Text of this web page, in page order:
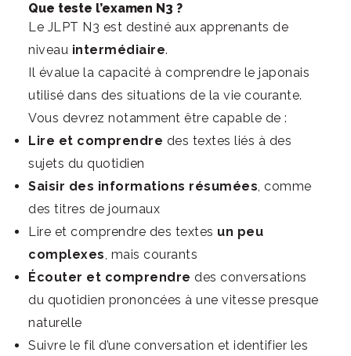
Que teste l’examen N3 ?
Le JLPT N3 est destiné aux apprenants de
niveau intermédiaire.
Il évalue la capacité à comprendre le japonais
utilisé dans des situations de la vie courante.
Vous devrez notamment être capable de :
Lire et comprendre des textes liés à des
sujets du quotidien
Saisir des informations résumées, comme
des titres de journaux
Lire et comprendre des textes un peu
complexes, mais courants
Écouter et comprendre des conversations
du quotidien prononcées à une vitesse presque
naturelle
Suivre le fil d’une conversation et identifier les